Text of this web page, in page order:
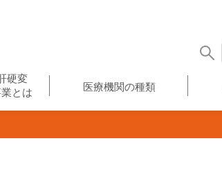
硬変
とは
医療機関の種類